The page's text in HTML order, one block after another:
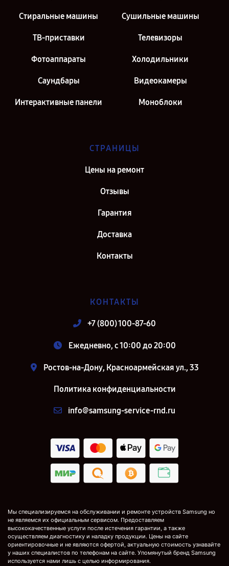
Стиральные машины Сушильные машины
ТВ-приставки Телевизоры
Фотоаппараты Холодильники
Саундбары Видеокамеры
Интерактивные панели Моноблоки
СТРАНИЦЫ
Цены на ремонт
Отзывы
Гарантия
Доставка
Контакты
КОНТАКТЫ
+7 (800) 100-87-60
Ежедневно, с 10:00 до 20:00
Ростов-на-Дону, Красноармейская ул., 33
Политика конфиденциальности
info@samsung-service-rnd.ru
Мы специализируемся на обслуживании и ремонте устройств Samsung но
не являемся их официальным сервисом. Предоставляем
высококачественные услуги после истечения гарантии, а также
осуществляем диагностику и наладку продукции. Цены на сайте
ориентировочные и не являются офертой, актуальную стоимость узнавайте
у наших специалистов по телефонам на сайте. Упомянутый бренд Samsung
используется нами лишь с целью информирования.